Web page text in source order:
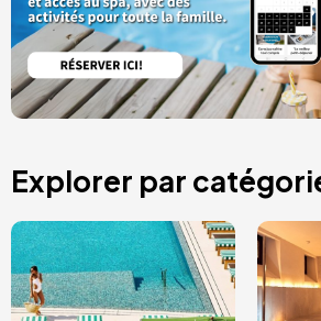
Explorer par